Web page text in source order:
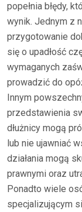
popełnia błędy,
wynik. Jednym z
przygotowanie
się o upadłość
wymaganych
prowadzić do
Innym
przedstawienia
dłużnicy mogą
lub nie ujawniać
działania mogą
prawnymi oraz
Ponadto wiele
specjalizującym